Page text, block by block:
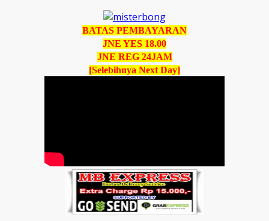
BATAS PEMBAYARAN
JNE YES 18.00
JNE REG 24JAM
[Selebihnya Next Day]